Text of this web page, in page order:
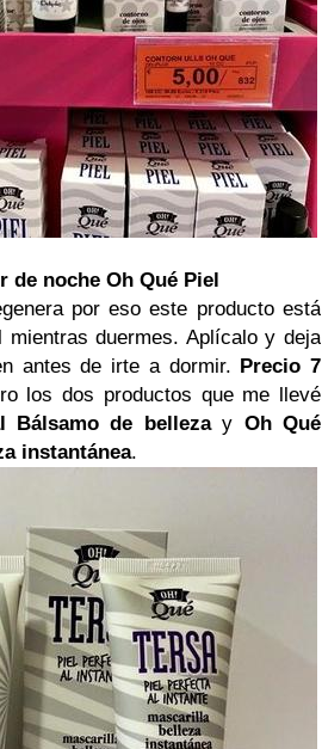
de noche Oh Qué Piel
por eso este producto está
mientras duermes. Aplícalo y deja
antes de irte a dormir. Precio 7
los dos productos que me llevé
Bálsamo de bellezay Oh Qué
instantánea.